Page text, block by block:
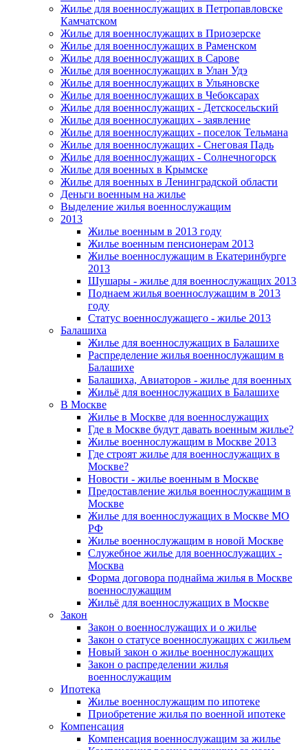
Жилье для военнослужащих в Петропавловске
Камчатском
Жилье для военнослужащих в Приозерске
Жилье для военнослужащих в Раменском
Жилье для военнослужащих в Сарове
Жилье для военнослужащих в Улан Удэ
Жилье для военнослужащих в Ульяновске
Жилье для военнослужащих в Чебоксарах
Жилье для военнослужащих - Детскосельский
Жилье для военнослужащих - заявление
Жилье для военнослужащих - поселок Тельмана
Жилье для военнослужащих - Снеговая Падь
Жилье для военнослужащих - Солнечногорск
Жилье для военных в Крымске
Жилье для военных в Ленинградской области
Деньги военным на жилье
Выделение жилья военнослужащим
2013
Жилье военным в 2013 году
Жилье военным пенсионерам 2013
Жилье военнослужащим в Екатеринбурге
2013
Шушары - жилье для военнослужащих 2013
Поднаем жилья военнослужащим в 2013
году
Статус военнослужащего - жилье 2013
Балашиха
Жилье для военнослужащих в Балашихе
Распределение жилья военнослужащим в
Балашихе
Балашиха, Авиаторов - жилье для военных
Жильё для военнослужащих в Балашихе
В Москве
Жилье в Москве для военнослужащих
Где в Москве будут давать военным жилье?
Жилье военнослужащим в Москве 2013
Где строят жилье для военнослужащих в
Москве?
Новости - жилье военным в Москве
Предоставление жилья военнослужащим в
Москве
Жилье для военнослужащих в Москве МО
РФ
Жилье военнослужащим в новой Москве
Служебное жилье для военнослужащих -
Москва
Форма договора поднайма жилья в Москве
военнослужащим
Жильё для военнослужащих в Москве
Закон
Закон о военнослужащих и о жилье
Закон о статусе военнослужащих с жильем
Новый закон о жилье военнослужащих
Закон о распределении жилья
военнослужащим
Ипотека
Жилье военнослужащим по ипотеке
Приобретение жилья по военной ипотеке
Компенсация
Компенсация военнослужащим за жилье